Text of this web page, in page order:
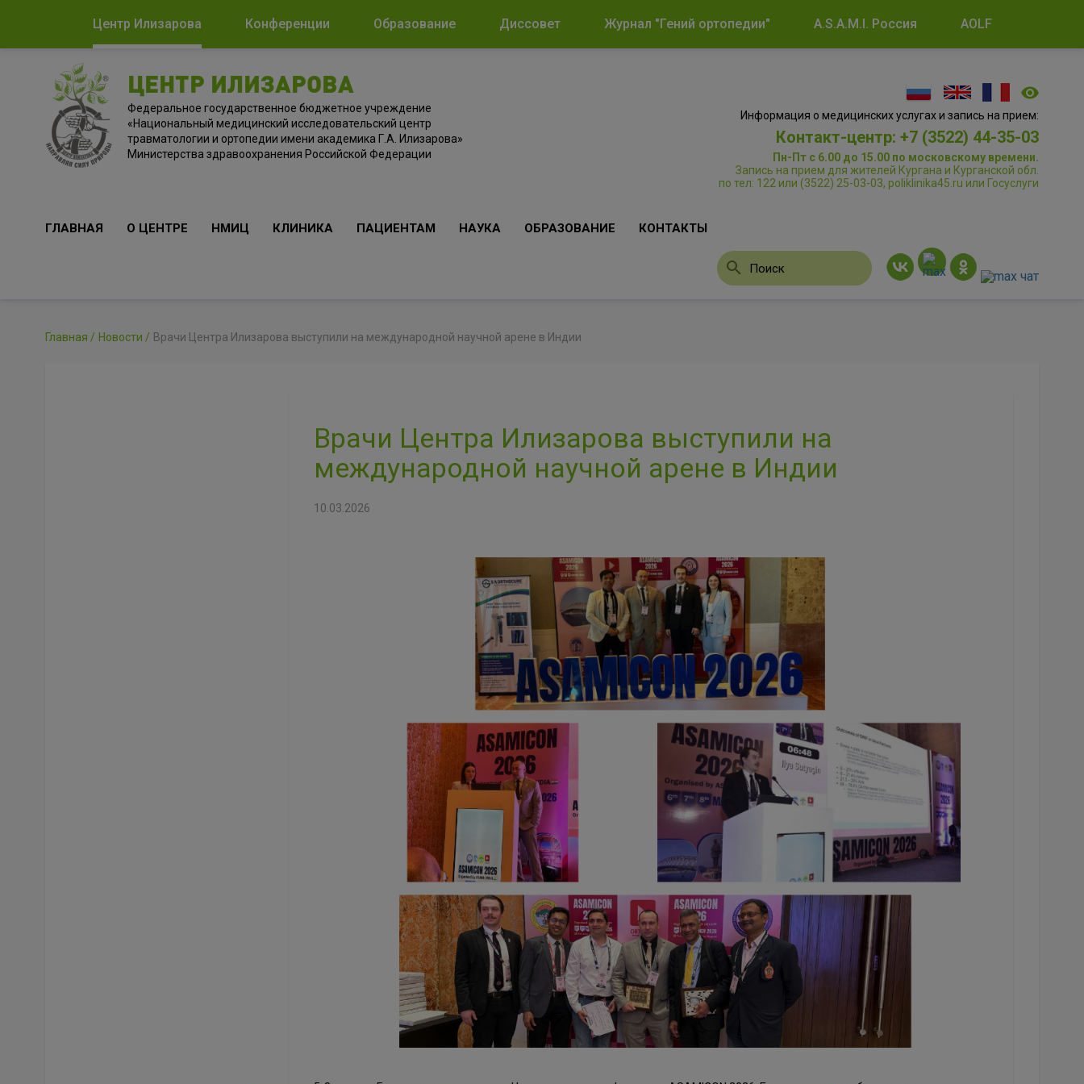
Центр Илизарова Конференции Образование Диссовет Журнал "Гений ортопедии" A.S.A.M.I. Россия AOLF
ЦЕНТР ИЛИЗАРОВА
Федеральное государственное бюджетное учреждение
«Национальный медицинский исследовательский центр
травматологии и ортопедии имени академика Г.А. Илизарова»
Министерства здравоохранения Российской Федерации
Информация о медицинских услугах и запись на прием:
Контакт-центр: +7 (3522) 44-35-03
Пн-Пт с 6.00 до 15.00 по московскому времени.
Запись на прием для жителей Кургана и Курганской обл.
по тел: 122 или (3522) 25-03-03, poliklinika45.ru или Госуслуги
ГЛАВНАЯ О ЦЕНТРЕ НМИЦ КЛИНИКА ПАЦИЕНТАМ НАУКА ОБРАЗОВАНИЕ КОНТАКТЫ
Главная Новости Врачи Центра Илизарова выступили на международной научной арене в Индии
Врачи Центра Илизарова выступили на
международной научной арене в Индии
10.03.2026